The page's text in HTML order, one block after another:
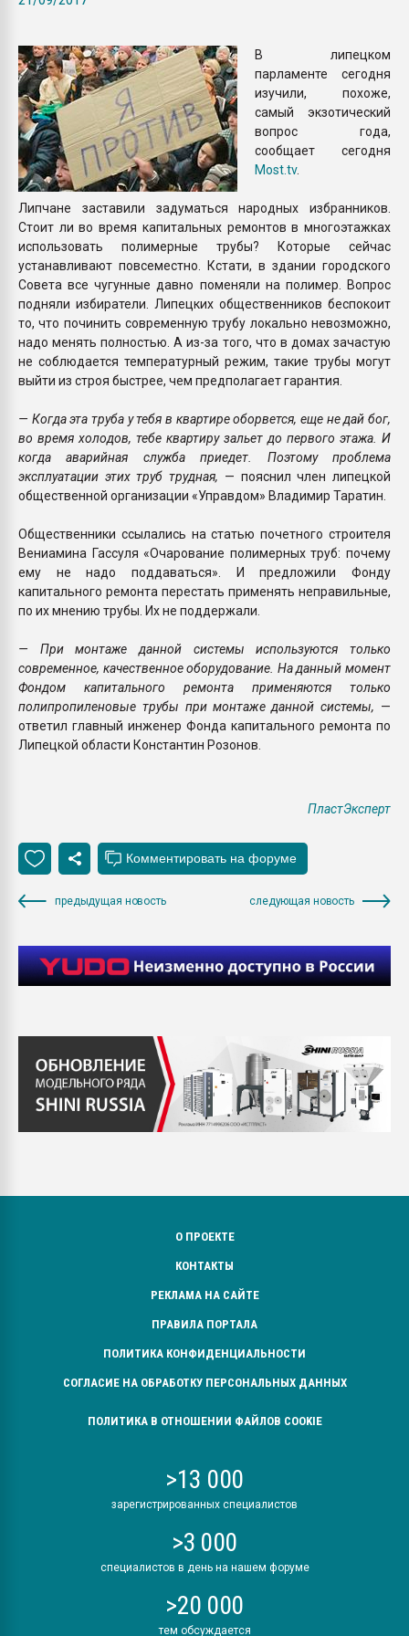
ПЕРЕЙТИ НА
В липецком
парламенте сегодня
изучили, похоже,
самый экзотический
вопрос года,
сообщает сегодня
Most.tv.
Липчане заставили задуматься народных избранников.
Стоит ли во время капитальных ремонтов в многоэтажках
использовать полимерные трубы? Которые сейчас
устанавливают повсеместно. Кстати, в здании городского
Совета все чугунные давно поменяли на полимер. Вопрос
подняли избиратели. Липецких общественников беспокоит
то, что починить современную трубу локально невозможно,
надо менять полностью. А из-за того, что в домах зачастую
не соблюдается температурный режим, такие трубы могут
выйти из строя быстрее, чем предполагает гарантия.
— Когда эта труба у тебя в квартире оборвется, еще не дай бог,
во время холодов, тебе квартиру зальет до первого этажа. И
когда аварийная служба приедет. Поэтому проблема
эксплуатации этих труб трудная, — пояснил член липецкой
общественной организации «Управдом» Владимир Таратин.
Общественники ссылались на статью почетного строителя
Вениамина Гассуля «Очарование полимерных труб: почему
ему не надо поддаваться». И предложили Фонду
капитального ремонта перестать применять неправильные,
по их мнению трубы. Их не поддержали.
— При монтаже данной системы используются только
современное, качественное оборудование. На данный момент
Фондом капитального ремонта применяются только
полипропиленовые трубы при монтаже данной системы, —
ответил главный инженер Фонда капитального ремонта по
Липецкой области Константин Розонов.
ПластЭксперт
предыдущая новость следующая новость
О ПРОЕКТЕ
КОНТАКТЫ
РЕКЛАМА НА САЙТЕ
ПРАВИЛА ПОРТАЛА
ПОЛИТИКА КОНФИДЕНЦИАЛЬНОСТИ
СОГЛАСИЕ НА ОБРАБОТКУ ПЕРСОНАЛЬНЫХ ДАННЫХ
ПОЛИТИКА В ОТНОШЕНИИ ФАЙЛОВ COOKIE
>13 000
зарегистрированных специалистов
>3 000
специалистов в день на нашем форуме
>20 000
тем обсуждается